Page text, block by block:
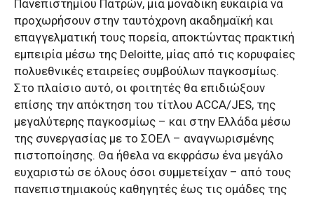
Πανεπιστημίου Πατρών, μια μοναδική ευκαιρία να
προχωρήσουν στην ταυτόχρονη ακαδημαϊκή και
επαγγελματική τους πορεία, αποκτώντας πρακτική
εμπειρία μέσω της Deloitte, μίας από τις κορυφαίες
πολυεθνικές εταιρείες συμβούλων παγκοσμίως.
Στο πλαίσιο αυτό, οι φοιτητές θα επιδιώξουν
επίσης την απόκτηση του τίτλου ACCA/JES, της
μεγαλύτερης παγκοσμίως – και στην Ελλάδα μέσω
της συνεργασίας με το ΣΟΕΛ – αναγνωρισμένης
πιστοποίησης. Θα ήθελα να εκφράσω ένα μεγάλο
ευχαριστώ σε όλους όσοι συμμετείχαν – από τους
πανεπιστημιακούς καθηγητές έως τις ομάδες της